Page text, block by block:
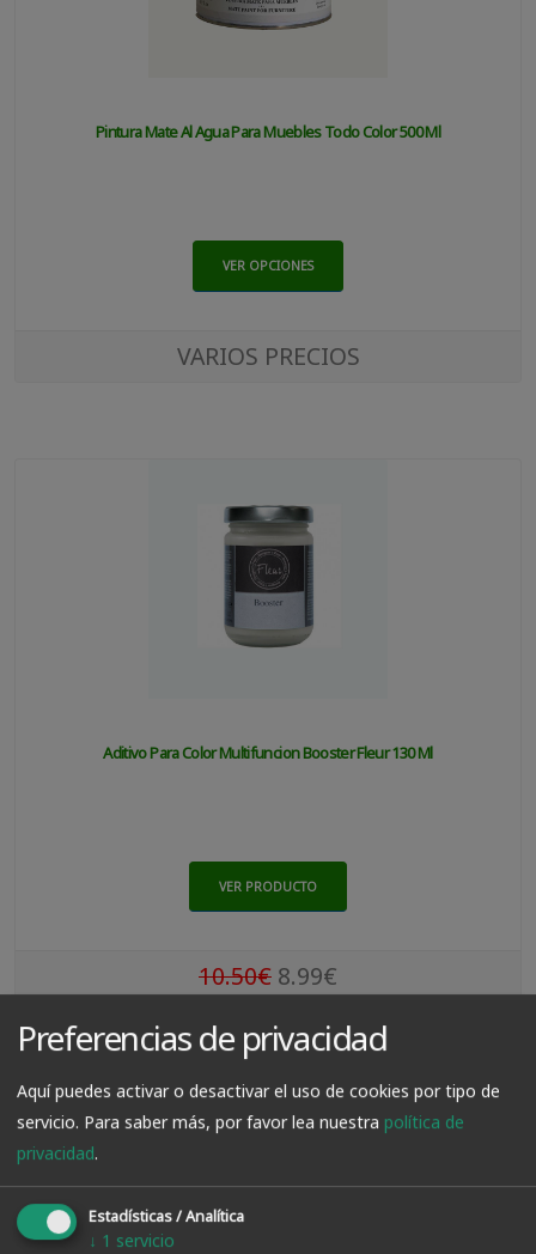
Pintura Mate Al Agua Para Muebles Todo Color 500 Ml
VER OPCIONES
VARIOS PRECIOS
Aditivo Para Color Multifuncion Booster Fleur 130 Ml
VER PRODUCTO
10.50€ 8.99€
Preferencias de privacidad
Aquí puedes activar o desactivar el uso de cookies por tipo de
servicio. Para saber más, por favor lea nuestra política de
privacidad.
Estadísticas / Analítica
↓ 1 servicio